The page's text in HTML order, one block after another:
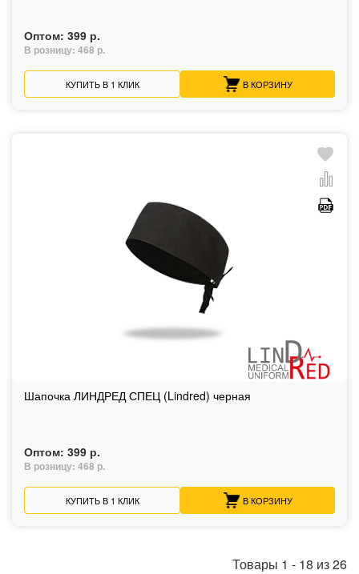
Оптом: 399 р.
В розницу: 468 р.
КУПИТЬ В 1 КЛИК В КОРЗИНУ
Шапочка ЛИНДРЕД СПЕЦ (Lindred) черная
Оптом: 399 р.
В розницу: 468 р.
КУПИТЬ В 1 КЛИК В КОРЗИНУ
Товары 1 - 18 из26